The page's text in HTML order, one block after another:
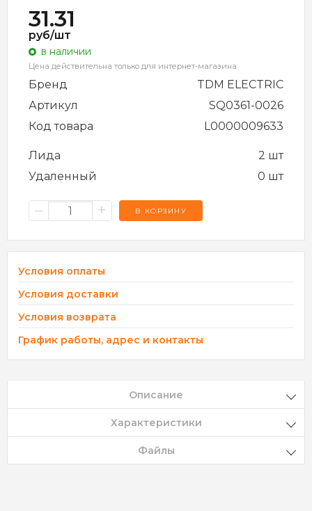
31.31
руб/шт
в наличии
Цена действительна только для интернет-магазина
Бренд
TDM ELECTRIC
Артикул
SQ0361-0026
Код товара
L0000009633
Лида
2 шт
Удаленный
0 шт
– + В КОРЗИНУ
Условия оплаты
Условия доставки
Условия возврата
График работы, адрес и контакты
Описание
Характеристики
Файлы